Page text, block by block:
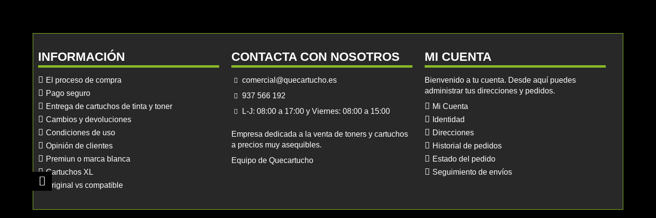
INFORMACIÓN
El proceso de compra
Pago seguro
Entrega de cartuchos de tinta y toner
Cambios y devoluciones
Condiciones de uso
Opinión de clientes
Premiun o marca blanca
Cartuchos XL
Original vs compatible
CONTACTA CON NOSOTROS
comercial@quecartucho.es
937 566 192
L-J: 08:00 a 17:00 y Viernes: 08:00 a 15:00
Empresa dedicada a la venta de toners y cartuchos
a precios muy asequibles.
Equipo de Quecartucho
MI CUENTA
Bienvenido a tu cuenta. Desde aquí puedes
administrar tus direcciones y pedidos.
Mi Cuenta
Identidad
Direcciones
Historial de pedidos
Estado del pedido
Seguimiento de envíos